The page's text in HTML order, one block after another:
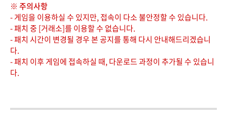
※ 주의사항
- 게임을 이용하실 수 있지만, 접속이 다소 불안정할 수 있습니다.
- 패치 중 [거래소]를 이용할 수 없습니다.
- 패치 시간이 변경될 경우 본 공지를 통해 다시 안내해드리겠습니
다.
- 패치 이후 게임에 접속하실 때, 다운로드 과정이 추가될 수 있습니
다.